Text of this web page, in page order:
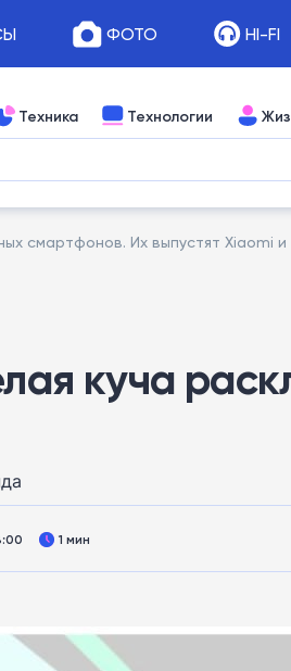
ФОТО HI-FI
Техника Технологии
смартфонов. Их выпустят Xiaomi
куча
1 мин